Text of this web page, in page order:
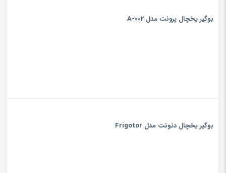
بوگیر یخچال پرونت مدل A-002
بوگیر یخچال دئونت مدل Frigotor